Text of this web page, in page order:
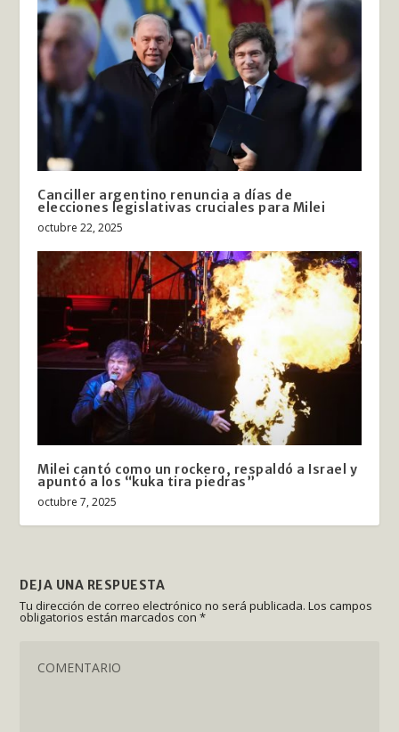
Canciller argentino renuncia a días de
elecciones legislativas cruciales para Milei
octubre 22, 2025
Milei cantó como un rockero, respaldó a Israel y
apuntó a los “kuka tira piedras”
octubre 7, 2025
DEJA UNA RESPUESTA
Tu dirección de correo electrónico no será publicada. Los campos
obligatorios están marcados con*